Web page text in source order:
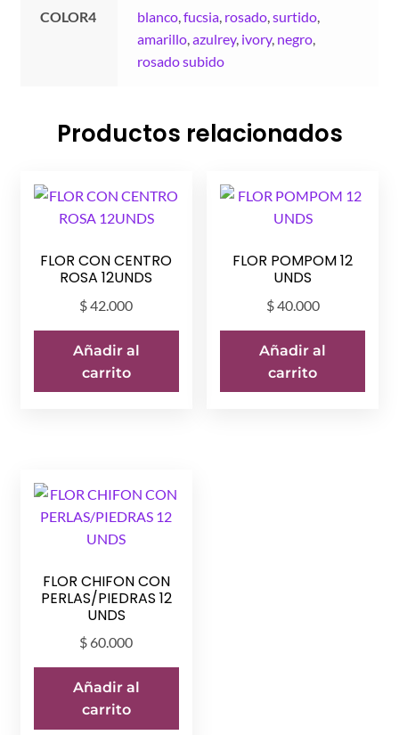
COLOR4 blanco ,fucsia rosado ,surtido
amarillo ,azulrey, ivory, negro
rosado subido
Productos relacionados
FLOR CON CENTRO
ROSA 12UNDS
$42.000
Añadir al
carrito
FLOR POMPOM 12
UNDS
$40.000
Añadir al
carrito
FLOR CHIFON CON
PERLAS/PIEDRAS 12
UNDS
$ 60.000
Añadir al
carrito